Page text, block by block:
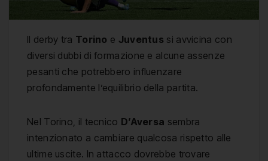
Il derby tra Torino e Juventus si avvicina con
diversi dubbi di formazione e alcune assenze
pesanti che potrebbero influenzare
profondamente l’equilibrio della partita.
Nel Torino, il tecnico D’Aversa sembra
intenzionato a cambiare qualcosa rispetto alle
ultime uscite. In attacco dovrebbe trovare